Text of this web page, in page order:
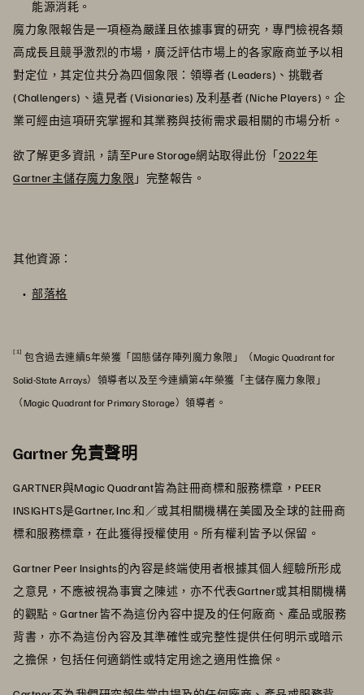
能源消耗。
魔力象限報告是一項極為嚴謹且依據事實的研究，專門檢視各類
高成長且競爭激烈的市場，廣泛評估市場上的各家廠商並予以相
對定位，其定位共分為四個象限：領導者 (Leaders)、挑戰者
(Challengers)、遠見者 (Visionaries) 及利基者 (Niche Players)。企
業可經由這項研究掌握和其業務與技術需求最相關的市場分析。
欲了解更多資訊，請至Pure Storage網站取得此份「2022年
Gartner主儲存魔力象限 」完整報告。
其他資源：
部落格
[1]
包含過去連續5年榮獲「固態儲存陣列魔力象限」（Magic Quadrant for
Solid-State Arrays）領導者以及至今連續第4年榮獲「主儲存魔力象限」
（Magic Quadrant for Primary Storage）領導者。
Gartner 免責聲明
GARTNER與Magic Quadrant皆為註冊商標和服務標章，PEER
INSIGHTS是Gartner, Inc.和／或其相關機構在美國及全球的註冊商
標和服務標章，在此獲得授權使用。所有權利皆予以保留。
Gartner Peer Insights的內容是終端使用者根據其個人經驗所形成
之意見，不應被視為事實之陳述，亦不代表Gartner或其相關機構
的觀點。Gartner皆不為這份內容中提及的任何廠商、產品或服務
背書，亦不為這份內容及其準確性或完整性提供任何明示或暗示
之擔保，包括任何適銷性或特定用途之適用性擔保。